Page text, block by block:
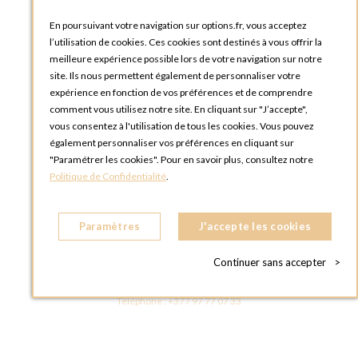
OPTIONS ROUEN
Rue du Clos Tellier
76800 Saint-Etienne-du-Rouvray
FRANCE
Téléphone :+33 2 35 08 38 53
OPTIONS TOULOUSE
6 rue Gaye Marie, ZAC de Saint-Martin du Touch
31300 Toulouse
FRANCE
OPTIONS MC
Téléphone :+377 97 77 07 33
En poursuivant votre navigation sur options.fr, vous acceptez
l’utilisation de cookies. Ces cookies sont destinés à vous offrir la
meilleure expérience possible lors de votre navigation sur notre
site. Ils nous permettent également de personnaliser votre
expérience en fonction de vos préférences et de comprendre
comment vous utilisez notre site. En cliquant sur "J’accepte",
vous consentez à l'utilisation de tous les cookies. Vous pouvez
également personnaliser vos préférences en cliquant sur
"Paramétrer les cookies". Pour en savoir plus, consultez notre
Politique de Confidentialité.
Paramètres J'accepte les cookies
Continuer sans accepter >